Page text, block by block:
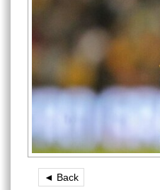
◄ Back